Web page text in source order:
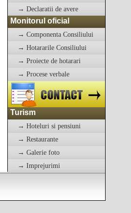
→ Declaratii de avere
Monitorul oficial
→ Componenta Consiliului
→ Hotararile Consiliului
→ Proiecte de hotarari
→ Procese verbale
Turism
→ Hoteluri si pensiuni
→ Restaurante
→ Galerie foto
→ Imprejurimi